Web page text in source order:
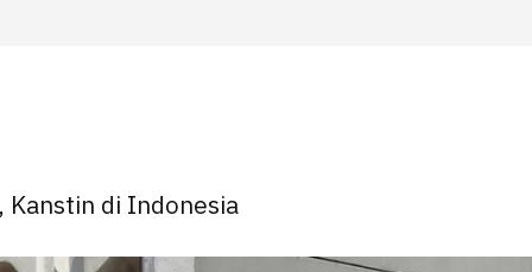
di Indonesia